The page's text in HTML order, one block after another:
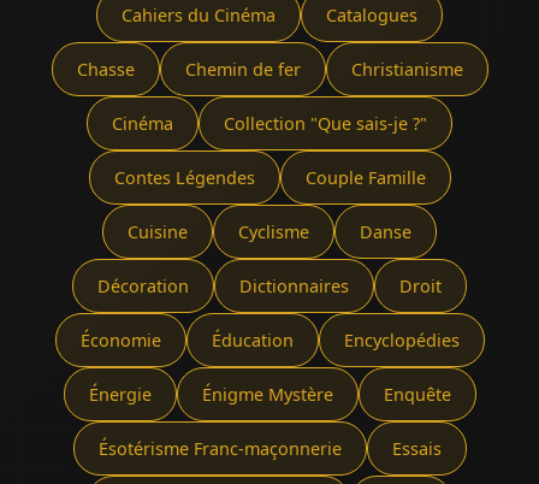
Cahiers du Cinéma Catalogues
Chasse Chemin de fer Christianisme
Cinéma Collection "Que sais-je ?"
Contes Légendes Couple Famille
Cuisine Cyclisme Danse
Décoration Dictionnaires Droit
Économie Éducation Encyclopédies
Énergie Énigme Mystère Enquête
Ésotérisme Franc-maçonnerie Essais